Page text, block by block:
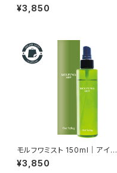
ジョン 150mL｜熱を味方にツ
ヤと指通りを整える洗い流さな
¥3,850
モルフワミスト 150ml｜アイロ
ン前のスタイリングミスト（巻き
髪キープ）
¥3,850